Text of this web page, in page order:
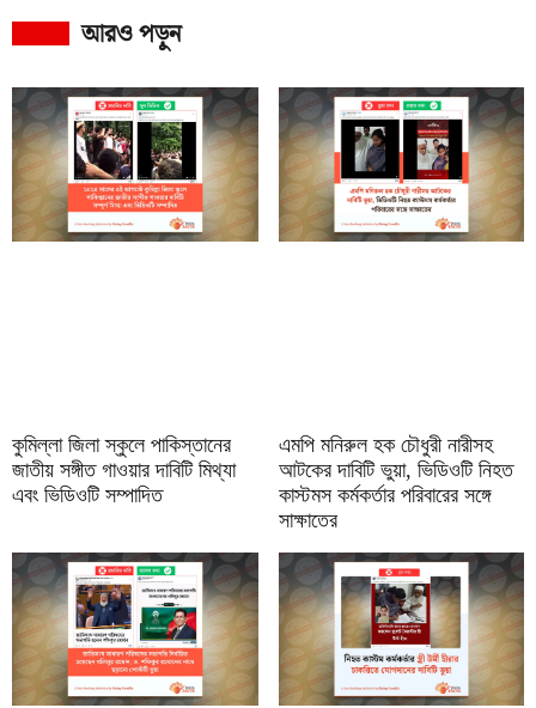
আরও পড়ুন
কুমিল্লা জিলা স্কুলে পাকিস্তানের
জাতীয় সঙ্গীত গাওয়ার দাবিটি মিথ্যা
এবং ভিডিওটি সম্পাদিত
এমপি মনিরুল হক চৌধুরী নারীসহ
আটকের দাবিটি ভুয়া, ভিডিওটি নিহত
কাস্টমস কর্মকর্তার পরিবারের সঙ্গে
সাক্ষাতের